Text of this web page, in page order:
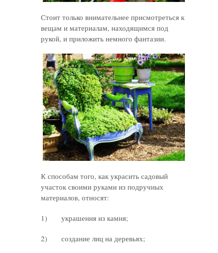
Стоит только внимательнее присмотреться к
вещам и материалам, находящимся под
рукой, и приложить немного фантазии.
К способам того, как украсить садовый
участок своими руками из подручных
материалов, относят:
1) украшения из камня;
2) создание лиц на деревьях;